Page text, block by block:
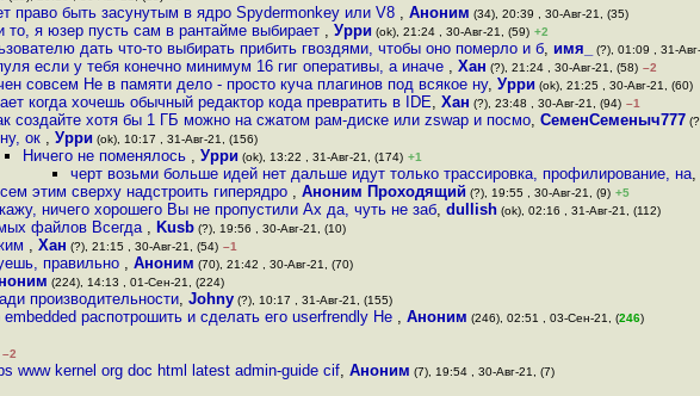
право быть засунутым в ядро Spydermonkey или V8 , Аноним (34), 20:39 , 30-Авг-21, (35)
то, я юзер пусть сам в рантайме выбирает , Урри (ok), 21:24 , 30-Авг-21, (59) +2
дать что-то выбирать прибить гвоздями, чтобы оно померло и б, имя_ (?), 01:09 , 31-
если у тебя конечно минимум 16 гиг оперативы, а иначе , Хан (?), 21:24 , 30-Авг-21, (58) –2
совсем Не в памяти дело - просто куча плагинов под всякое ну, Урри (ok), 21:25 , 30-Авг-21, (60)
когда хочешь обычный редактор кода превратить в IDE, Хан (?), 23:48 , 30-Авг-21, (94) –1
создайте хотя бы 1 ГБ можно на сжатом рам-диске или zswap и посмо, СеменСеменыч777
ок , Урри (ok), 10:17 , 31-Авг-21, (156)
Ничего не поменялось , Урри (ok), 13:22 , 31-Авг-21, (174) +1
черт возьми больше идей нет дальше идут только трассировка, профилирование, на,
этим сверху надстроить гиперядро , Аноним Проходящий (?), 19:55 , 30-Авг-21, (9) +5
ничего хорошего Вы не пропустили Ах да, чуть не заб, dullish (ok), 02:16 , 31-Авг-21, (112)
файлов Всегда , Kusb (?), 19:56 , 30-Авг-21, (10)
, Хан (?), 21:15 , 30-Авг-21, (54) –1
правильно , Аноним (70), 21:42 , 30-Авг-21, (70)
(224), 14:13 , 01-Сен-21, (224)
производительности, Johny (?), 10:17 , 31-Авг-21, (155)
распотрошить и сделать его userfrendly Не , Аноним (246), 02:51 , 03-Сен-21, (246)
–2
www kernel org doc html latest admin-guide cif, Аноним (7), 19:54 , 30-Авг-21, (7)